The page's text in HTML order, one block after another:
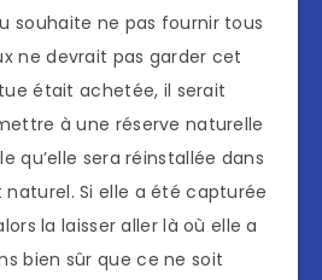
souhaite ne pas fournir tous
ne devrait pas garder cet
était achetée, il serait
à une réserve naturelle
qu’elle sera réinstallée dans
Si elle a été capturée
la laisser aller là où elle a
bien sûr que ce ne soit